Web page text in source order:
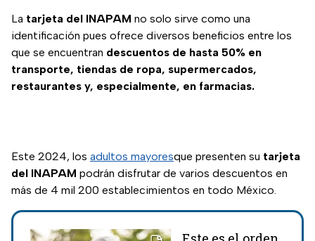
La tarjeta del INAPAM no solo sirve como una
identificación pues ofrece diversos beneficios entre los
que se encuentran descuentos de hasta 50% en
transporte, tiendas de ropa, supermercados,
restaurantes y, especialmente, en farmacias.
Este 2024, los adultos mayoresque presenten su tarjeta
del INAPAM podrán disfrutar de varios descuentos en
más de 4 mil 200 establecimientos en todo México.